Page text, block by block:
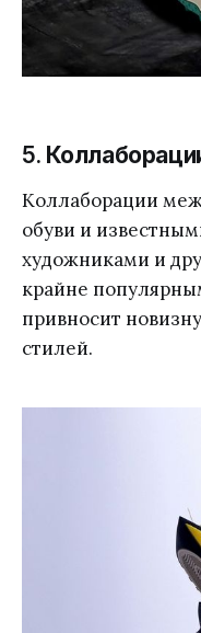
5.
Коллаборации
обуви и
художниками и
крайне
привносит
стилей.